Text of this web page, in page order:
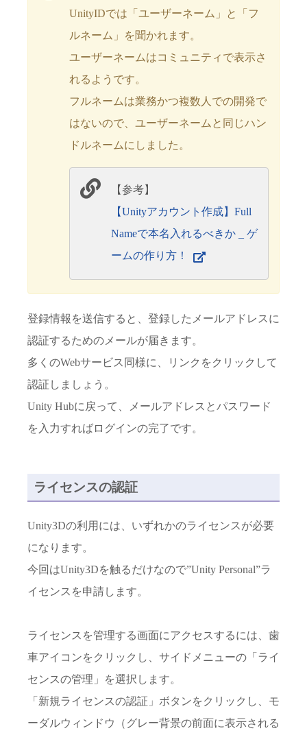
UnityIDでは「ユーザーネーム」と「フ
ルネーム」を聞かれます。
ユーザーネームはコミュニティで表示さ
れるようです。
フルネームは業務かつ複数人での開発で
はないので、ユーザーネームと同じハン
ドルネームにしました。
【参考】
【Unityアカウント作成】Full
Nameで本名入れるべきか _ ゲ
ームの作り方！
登録情報を送信すると、登録したメールアドレスに
認証するためのメールが届きます。
多くのWebサービス同様に、リンクをクリックして
認証しましょう。
Unity Hubに戻って、メールアドレスとパスワード
を入力すればログインの完了です。
ライセンスの認証
Unity3Dの利用には、いずれかのライセンスが必要
になります。
今回はUnity3Dを触るだけなので”Unity Personal”ラ
イセンスを申請します。
ライセンスを管理する画面にアクセスするには、歯
車アイコンをクリックし、サイドメニューの「ライ
センスの管理」を選択します。
「新規ライセンスの認証」ボタンをクリックし、モ
ーダルウィンドウ（グレー背景の前面に表示される